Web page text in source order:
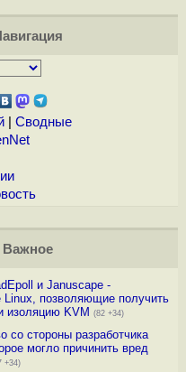
| Сводные
Важное
и Januscape -
Linux, позволяющие получить
изоляцию KVM
(82 +34)
со стороны разработчика
могло причинить вред
+34)